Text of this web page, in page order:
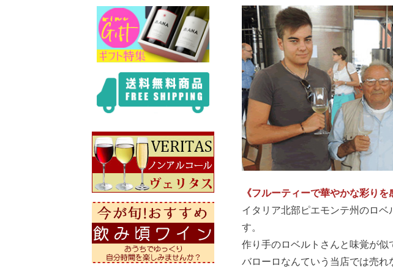
《フルーティーで華やかな彩りを
イタリア北部ピエモンテ州のロ
す。
作り手のロベルトさんと味覚が似
バローロなんていう当店では売